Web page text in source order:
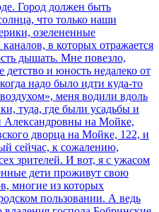
Город должен быть
что только наши
озелененные
в которых отражается
дышать. Мне повезло,
детство и юность недалеко от
надо было идти куда-то
меня водили вдоль
туда, где были усадьбы и
Александровны на Мойке,
дворца на Мойке, 122, и
сейчас, к сожалению,
зрителей. И вот, я с ужасом
дети проживут свою
многие из которых
пользовании. А ведь